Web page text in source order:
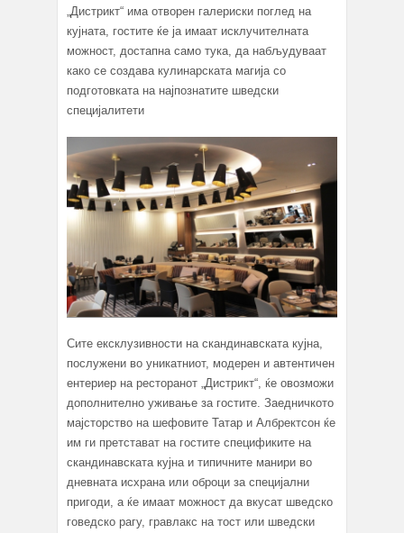
„Дистрикт“ има отворен галериски поглед на
кујната, гостите ќе ја имаат исклучителната
можност, достапна само тука, да набљудуваат
како се создава кулинарската магија со
подготовката на најпознатите шведски
специјалитети
Сите ексклузивности на скандинавската кујна,
послужени во уникатниот, модерен и автентичен
ентериер на ресторанот „Дистрикт“, ќе овозможи
дополнително уживање за гостите. Заедничкото
мајсторство на шефовите Татар и Албректсон ќе
им ги претстават на гостите спецификите на
скандинавската кујна и типичните манири во
дневната исхрана или оброци за специјални
пригоди, а ќе имаат можност да вкусат шведско
говедско рагу, гравлакс на тост или шведски